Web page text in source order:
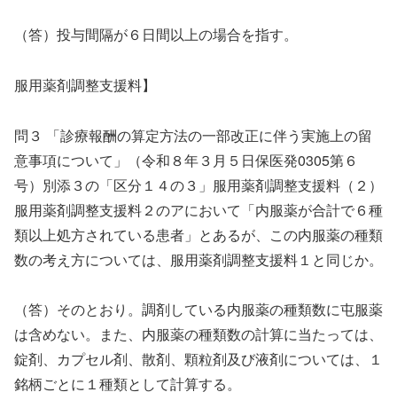
（答）投与間隔が６日間以上の場合を指す。
服用薬剤調整支援料】
問３ 「診療報酬の算定方法の一部改正に伴う実施上の留
意事項について」（令和８年３月５日保医発0305第６
号）別添３の「区分１４の３」服用薬剤調整支援料（２）
服用薬剤調整支援料２のアにおいて「内服薬が合計で６種
類以上処方されている患者」とあるが、この内服薬の種類
数の考え方については、服用薬剤調整支援料１と同じか。
（答）そのとおり。調剤している内服薬の種類数に屯服薬
は含めない。また、内服薬の種類数の計算に当たっては、
錠剤、カプセル剤、散剤、顆粒剤及び液剤については、１
銘柄ごとに１種類として計算する。